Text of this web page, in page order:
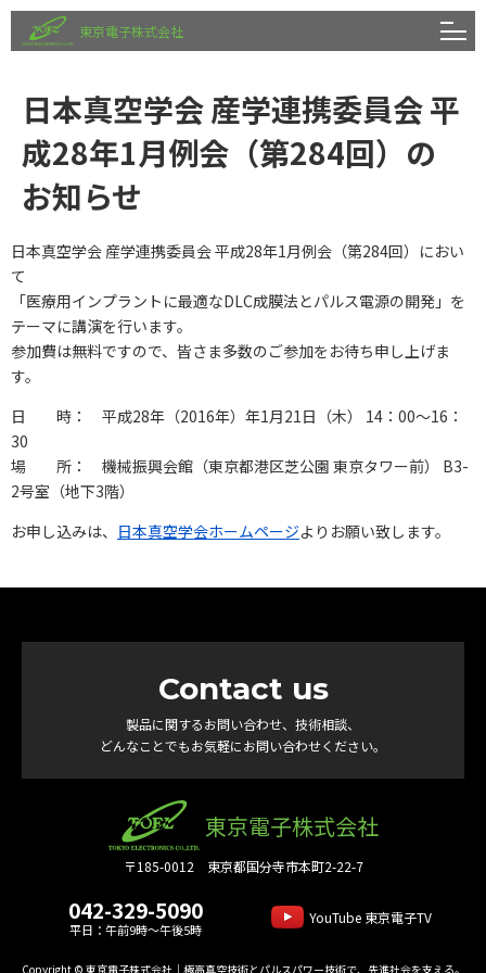
東京電子株式会社
日本真空学会 産学連携委員会 平
成28年1月例会（第284回）の
お知らせ
日本真空学会 産学連携委員会 平成28年1月例会（第284回）におい
て
「医療用インプラントに最適なDLC成膜法とパルス電源の開発」を
テーマに講演を行います。
参加費は無料ですので、皆さま多数のご参加をお待ち申し上げま
す。
日 時： 平成28年（2016年）年1月21日（木） 14：00～16：
30
場 所： 機械振興会館（東京都港区芝公園 東京タワー前） B3-
2号室（地下3階）
お申し込みは、 日本真空学会ホームページよりお願い致します。
Contact us
製品に関するお問い合わせ、技術相談、
どんなことでもお気軽にお問い合わせください。
東京電子株式会社
〒185-0012 東京都国分寺市本町2-22-7
042-329-5090
平日：午前9時～午後5時
YouTube 東京電子TV
Copyright © 東京電子株式会社｜極高真空技術とパルスパワー技術で、先進社会を支える。